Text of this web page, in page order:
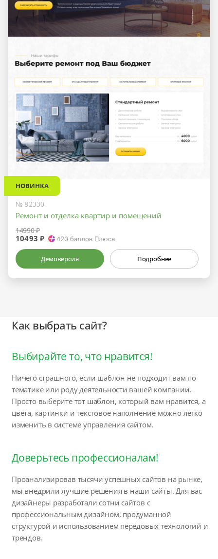
НОВИНКА
№ 82330
Ремонт и отделка квартир и помещений
14990 ₽
10493 ₽ 420 баллов Плюса
Демоверсия Подробнее
Как выбрать сайт?
Выбирайте то, что нравится!
Ничего страшного, если шаблон не подходит вам по
тематике или роду деятельности вашей компании.
Просто выберите тот шаблон, который вам нравится, а
цвета, картинки и текстовое наполнение можно легко
изменить в системе управления сайтом.
Доверьтесь профессионалам!
Проанализировав тысячи успешных сайтов на рынке,
мы внедрили лучшие решения в наши сайты. Для вас
дизайнеры разработали сотни сайтов с
профессиональным дизайном, продуманной
структурой и использованием передовых технологий и
трендов.